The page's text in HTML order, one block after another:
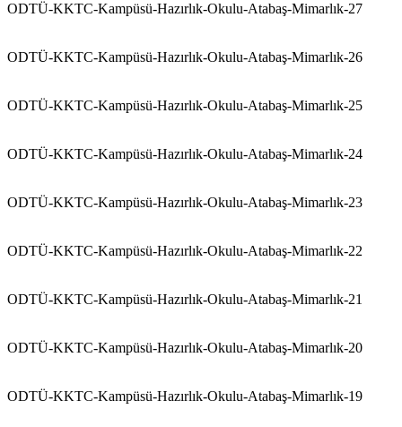
ODTÜ-KKTC-Kampüsü-Hazırlık-Okulu-Atabaş-Mimarlık-27
ODTÜ-KKTC-Kampüsü-Hazırlık-Okulu-Atabaş-Mimarlık-26
ODTÜ-KKTC-Kampüsü-Hazırlık-Okulu-Atabaş-Mimarlık-25
ODTÜ-KKTC-Kampüsü-Hazırlık-Okulu-Atabaş-Mimarlık-24
ODTÜ-KKTC-Kampüsü-Hazırlık-Okulu-Atabaş-Mimarlık-23
ODTÜ-KKTC-Kampüsü-Hazırlık-Okulu-Atabaş-Mimarlık-22
ODTÜ-KKTC-Kampüsü-Hazırlık-Okulu-Atabaş-Mimarlık-21
ODTÜ-KKTC-Kampüsü-Hazırlık-Okulu-Atabaş-Mimarlık-20
ODTÜ-KKTC-Kampüsü-Hazırlık-Okulu-Atabaş-Mimarlık-19